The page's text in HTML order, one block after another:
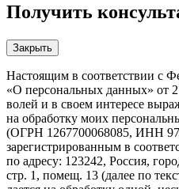
Получить
Закрыть
Настоящим в соответствии с
«О персональных данных» от
волей и в своем интересе
на обработку моих
(ОГРН 1267700068085, ИНН
зарегистрированным в
по адресу: 123242, Россия,
стр. 1, помещ. 13 (далее по